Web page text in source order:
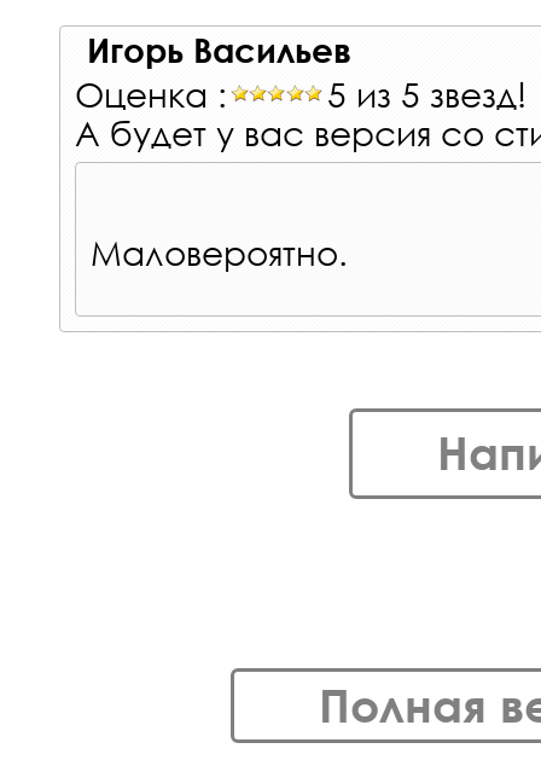
Игорь Васильев
Оценка :
5 из 5 звезд!
А будет у вас версия со
Маловероятно.
Полная